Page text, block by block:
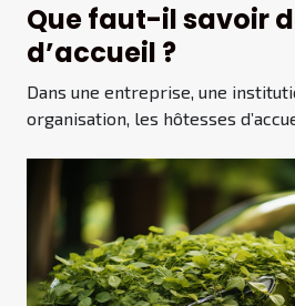
Que faut-il savoir
d’accueil ?
Dans une entreprise, une
organisation, les hôtesses